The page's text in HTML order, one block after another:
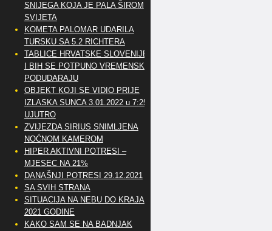
SNIJEGA KOJA JE PALA ŠIROM
SVIJETA
KOMETA PALOMAR UDARILA
TURSKU SA 5.2 RICHTERA
TABLICE HRVATSKE SLOVENIJE
I BIH SE POTPUNO VREMENSKI
PODUDARAJU
OBJEKT KOJI SE VIDIO PRIJE
IZLASKA SUNCA 3.01.2022 u 7:25
UJUTRO
ZVIJEZDA SIRIUS SNIMLJENA
NOĆNOM KAMEROM
HIPER AKTIVNI POTRESI –
MJESEC NA 21%
DANAŠNJI POTRESI 29.12.2021
SA SVIH STRANA
SITUACIJA NA NEBU DO KRAJA
2021 GODINE
KAKO SAM SE NA BADNJAK